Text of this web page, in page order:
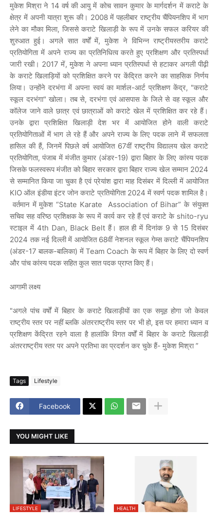
मुकेश मिश्रा ने 14 वर्ष की आयु में कोच सावन कुमार के मार्गदर्शन में कराटे के
क्षेत्र में अपनी यात्रा शुरू की। 2008 में पहलीबार राष्ट्रीय चैंपियनशिप में भाग
लेने का मौका मिला, जिससे कराटे खिलाड़ी के रूप में उनके सफल करियर की
शुरुआत हुई। अगले सात वर्षों में, मुकेश ने विभिन्न राष्ट्रीयस्तरीय कराटे
प्रतियोगिता में अपने राज्य का प्रतिनिधित्व करते हुए प्रशिक्षण और प्रतिस्पर्धा
जारी रखी। 2017 में, मुकेश ने अपना ध्यान प्रतिस्पर्धा से हटाकर अगली पीढ़ी
के कराटे खिलाड़ियों को प्रशिक्षित करने पर केंद्रित करने का साहसिक निर्णय
लिया। उन्होंने दरभंगा में अपना स्वयं का मार्शल-आर्ट प्रशिक्षण केंद्र, "कराटे
स्कूल दरभंगा" खोला। तब से, दरभंगा एवं आसपास के जिले से वह स्कूल और
कॉलेज जाने वाले छात्र एवं छात्राओं को कराटे खेल में प्रशिक्षित कर रहे हैं।
उनके द्वारा प्रशिक्षित खिलाड़ी देश भर में आयोजित होने वाली कराटे
प्रतियोगिताओं में भाग ले रहे हैं और अपने राज्य के लिए पदक लाने में सफलता
हासिल की हैं, जिनमें पिछले वर्ष आयोजित 67वीं राष्ट्रीय विद्यालय खेल कराटे
प्रतियोगिता, पंजाब में मंजीत कुमार (अंडर-19) द्वारा बिहार के लिए कांस्य पदक
जिसके फलस्वरूप मंजीत को बिहार सरकार द्वारा बिहार राज्य खेल सम्मान 2024
से सम्मानित किया जा चुका है एवं प्रेयांश द्वारा माह दिसंबर में दिल्ली में आयोजित
KIO ऑल इंडीया इंटर जोन कराटे प्रतियोगिता 2024 में स्वर्ण पदक शामिल है।
वर्तमान में मुकेश “State Karate Association of Bihar” के संयुक्त
सचिव सह वरिष्ठ प्रशिक्षक के रूप में कार्य कर रहे हैं एवं कराटे के shito-ryu
स्टाइल में 4th Dan, Black Belt हैं। हाल ही में दिनांक 9 से 15 दिसंबर
2024 तक नई दिल्ली में आयोजित 68वीं नेशनल स्कूल गेम्स कराटे चैंपियनशिप
(अंडर-17 बालक-बालिका) में Team Coach के रूप में बिहार के लिए दो स्वर्ण
और पांच कांस्य पदक सहित कुल सात पदक प्राप्त किए हैं।
आगामी लक्ष्य
"अगले पांच वर्षों में बिहार के कराटे खिलाड़ीयों का एक समूह होगा जो केवल
राष्ट्रीय स्तर पर नहीं ब्लकि अंतरराष्ट्रीय स्तर पर भी हो, इस पर हमारा ध्यान व
प्रशिक्षण केंद्रित रहने वाला है हालांकि विगत वर्षों में बिहार के कराटे खिलाड़ी
अंतरराष्ट्रीय स्तर पर अपने प्रतिभा का प्रदर्शन कर चुके हैं- मुकेश मिश्रा ”
Tags Lifestyle
Facebook
YOU MIGHT LIKE
LIFESTYLE HEALTH